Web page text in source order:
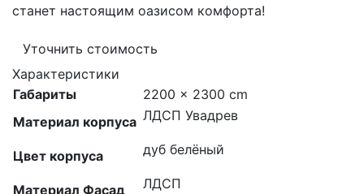
станет настоящим оазисом комфорта!
Уточнить стоимость
Характеристики
Габариты
2200 × 2300 cm
Материал корпуса ЛДСП Увадрев
Цвет корпуса дуб белёный
Материал Фасад ЛДСП